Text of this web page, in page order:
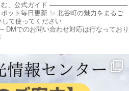
、公式ガイド ─────────────────
ット毎日更新 ✨ 北谷町の魅力をまるご
て使ってください
DMでのお問い合わせ対応は行なっており